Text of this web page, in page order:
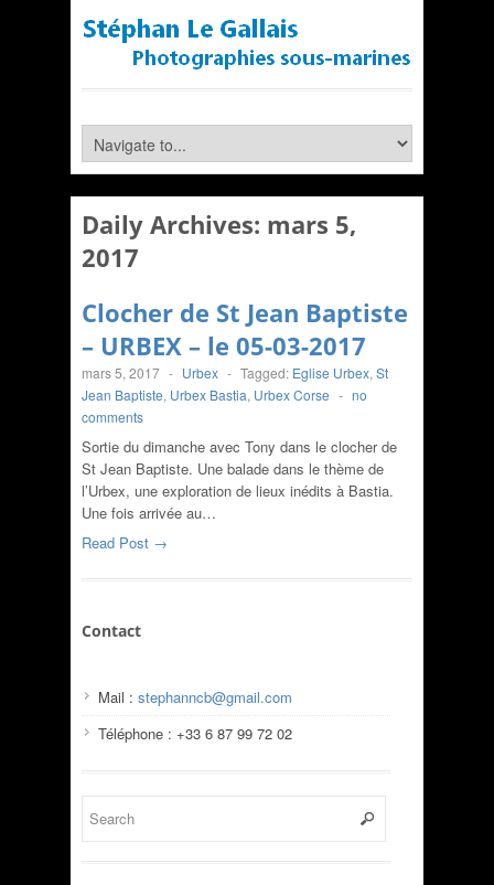
Daily Archives: mars 5,
2017
Clocher de St Jean Baptiste
– URBEX – le 05-03-2017
mars 5, 2017 - Urbex - Tagged: Eglise Urbex, St
Jean Baptiste, Urbex Bastia, Urbex Corse - no
comments
Sortie du dimanche avec Tony dans le clocher de
St Jean Baptiste. Une balade dans le thème de
l’Urbex, une exploration de lieux inédits à Bastia.
Une fois arrivée au…
Read Post →
Contact
Mail : stephanncb@gmail.com
Téléphone : +33 6 87 99 72 02